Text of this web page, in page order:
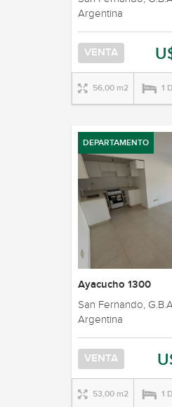
Argentina
VENTA
56,00 m2 1
DEPARTAMENTO
Ayacucho 1300
San Fernando,
Argentina
VENTA
53,00 m2 1